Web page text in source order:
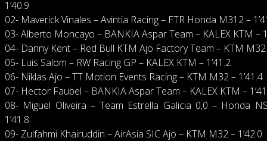
1’40.9
02- Maverick Vinales – Avintia Racing – FTR Honda M312 –
03- Alberto Moncayo – BANKIA Aspar Team – KALEX KTM –
04- Danny Kent – Red Bull KTM Ajo Factory Team – KTM M32
05- Luis Salom – RW Racing GP – KALEX KTM – 1’41.2
06- Niklas Ajo – TT Motion Events Racing – KTM M32 – 1’41.4
07- Hector Faubel – BANKIA Aspar Team – KALEX KTM –
08- Miguel Oliveira – Team Estrella Galicia 0,0 – Honda
1’41.8
09- Zulfahmi Khairuddin – AirAsia SIC Ajo – KTM M32 – 1’42.0